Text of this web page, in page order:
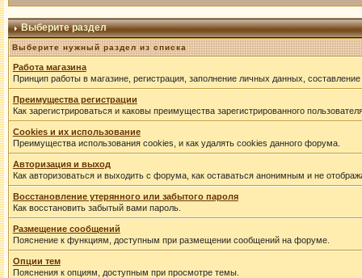
Выберите раздел
Выберите нужный раздел из списка
Работа магазина
Принцип работы в магазине, регистрация, заполнение личных данных,
Преимущества регистрации
Как зарегистрироваться и каковы преимущества зарегистрированного
Cookies и их использование
Преимущества использования cookies, и как удалять cookies данного форума.
Авторизация и выход
Как авторизоваться и выходить с форума, как оставаться анонимным и не
Восстановление утерянного или забытого пароля
Как восстановить забытый вами пароль.
Размещение сообщений
Пояснение к функциям, доступным при размещении сообщений на форуме.
Опции тем
Пояснения к опциям, доступным при просмотре темы.